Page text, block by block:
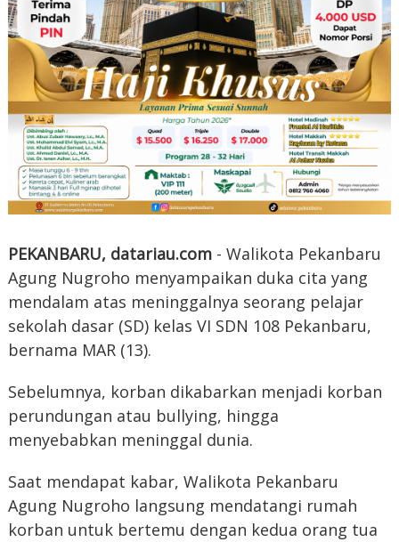
PEKANBARU, datariau.com- Walikota Pekanbaru
Agung Nugroho menyampaikan duka cita yang
mendalam atas meninggalnya seorang pelajar
sekolah dasar (SD) kelas VI SDN 108 Pekanbaru,
bernama MAR (13).
Sebelumnya, korban dikabarkan menjadi korban
perundungan atau bullying, hingga
menyebabkan meninggal dunia.
Saat mendapat kabar, Walikota Pekanbaru
Agung Nugroho langsung mendatangi rumah
korban untuk bertemu dengan kedua orang tua